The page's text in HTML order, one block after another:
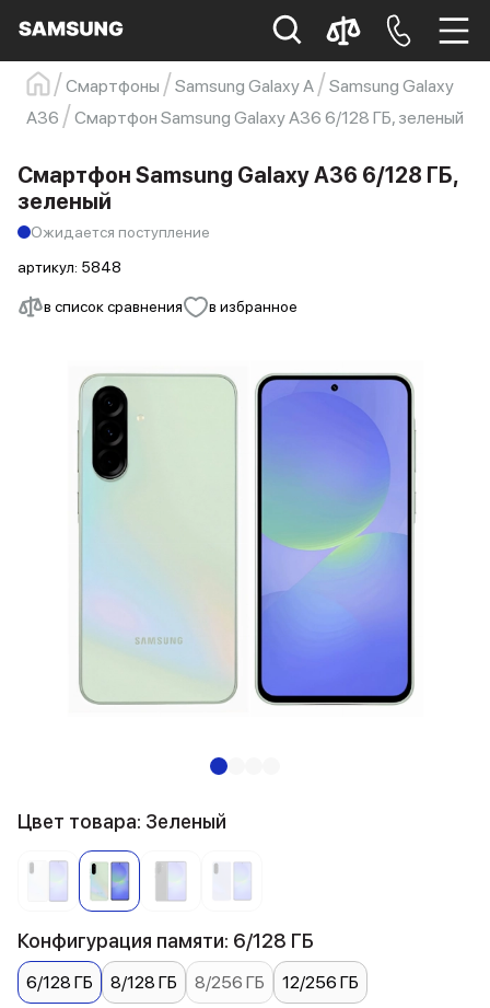
Samsung Смартфон s23
s23 ultra
Смартфоны Samsung Galaxy A
Samsung Galaxy
A36
Смартфон Samsung Galaxy A36 6/128 ГБ, зеленый
в список сравнения в избранное
Смартфон Samsung Galaxy A36 6/128 ГБ,
зеленый
Ожидается поступление
артикул: 5848
Цвет товара: Зеленый
Конфигурация памяти: 6/128 ГБ
6/128 ГБ 8/128 ГБ 8/256 ГБ 12/256 ГБ